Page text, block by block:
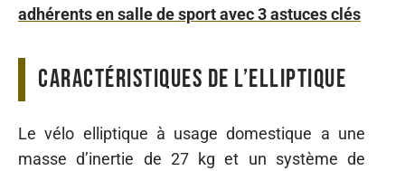
adhérents en salle de sport avec 3 astuces clés
Caractéristiques de l’elliptique
Le vélo elliptique à usage domestique a une
masse d’inertie de 27 kg et un système de